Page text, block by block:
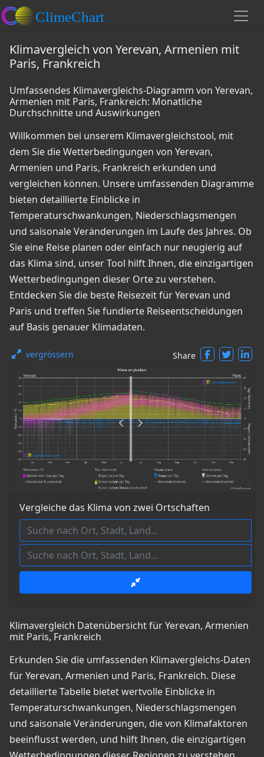
Klimavergleich von Yerevan, Armenien mit
Paris, Frankreich
Umfassendes Klimavergleichs-Diagramm von Yerevan,
Armenien mit Paris, Frankreich: Monatliche
Durchschnitte und Auswirkungen
Willkommen bei unserem Klimavergleichstool, mit
dem Sie die Wetterbedingungen von Yerevan,
Armenien und Paris, Frankreich erkunden und
vergleichen können. Unsere umfassenden Diagramme
bieten detaillierte Einblicke in
Temperaturschwankungen, Niederschlagsmengen
und saisonale Veränderungen im Laufe des Jahres. Ob
Sie eine Reise planen oder einfach nur neugierig auf
das Klima sind, unser Tool hilft Ihnen, die einzigartigen
Wetterbedingungen dieser Orte zu verstehen.
Entdecken Sie die beste Reisezeit für Yerevan und
Paris und treffen Sie fundierte Reiseentscheidungen
auf Basis genauer Klimadaten.
vergrössern Share
Vergleiche das Klima von zwei Ortschaften
Klimavergleich Datenübersicht für Yerevan, Armenien
mit Paris, Frankreich
Erkunden Sie die umfassenden Klimavergleichs-Daten
für Yerevan, Armenien und Paris, Frankreich. Diese
detaillierte Tabelle bietet wertvolle Einblicke in
Temperaturschwankungen, Niederschlagsmengen
und saisonale Veränderungen, die von Klimafaktoren
beeinflusst werden, und hilft Ihnen, die einzigartigen